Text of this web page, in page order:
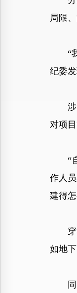
局限
“我
纪委
涉农
对项
“自
作人
建得
穿行
如地
同此